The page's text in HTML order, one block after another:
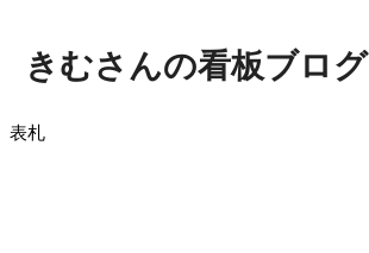
きむさんの看板ブログ
表札